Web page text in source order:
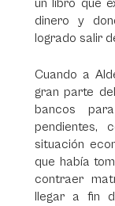
un libro que
dinero y
logrado salir
Cuando a
gran parte
bancos
pendientes,
situación
que había
contraer
llegar a fin